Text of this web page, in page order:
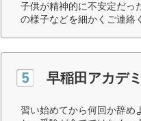
子供が精神的に不安定だっ
の様子などを細かくご連絡
早稲田アカデ
習い始めてから何回か辞め